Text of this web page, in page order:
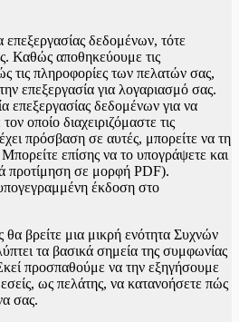
δεδομένων, τότε
Καθώς αποθηκεύουμε τις
τις πληροφορίες των πελατών σας,
επεξεργασία για λογαριασμό σας.
επεξεργασίας δεδομένων για να
οποίο διαχειριζόμαστε τις
πρόσβαση σε αυτές, μπορείτε να τη
επίσης να το υπογράψετε και
προτίμηση σε μορφή PDF).
έκδοση στο
βρείτε μια μικρή ενότητα Συχνών
τα βασικά σημεία της συμφωνίας
προσπαθούμε να την εξηγήσουμε
ως πελάτης, να κατανοήσετε πώς
σας.